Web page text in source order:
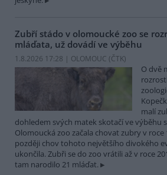
Zubří stádo v olomoucké zoo se
mláďata, už dovádí ve výběhu
1.8.2026 17:28 | OLOMOUC (ČTK)
O dvě
malí
dohledem svých matek skotačí ve výběhu
Olomoucká zoo začala chovat zubry v roce
později chov tohoto největšího divokého
ukončila. Zubři se do zoo vrátili až v roce
tam narodilo 21 mláďat.